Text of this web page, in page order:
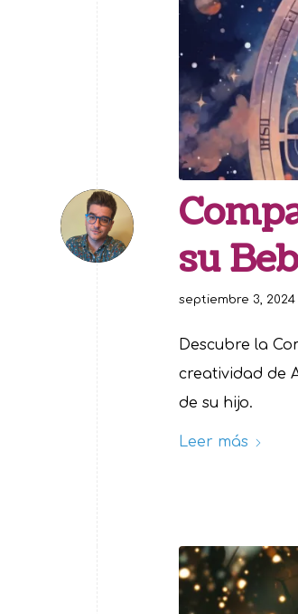
su
septiembre 3, 2024
Descubre la
creatividad de
de su hijo.
Leer más